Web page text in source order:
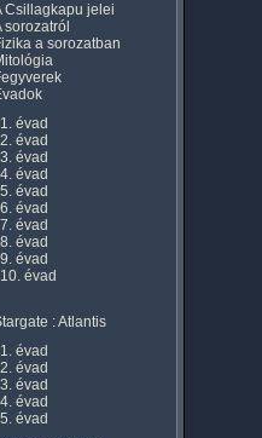
Csillagkapu jelei
sorozatról
a sorozatban
1. évad
2. évad
3. évad
4. évad
5. évad
6. évad
7. évad
8. évad
9. évad
10. évad
: Atlantis
1. évad
2. évad
3. évad
4. évad
5. évad